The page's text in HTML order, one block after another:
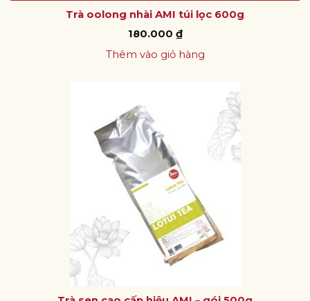
Trà oolong nhài AMI túi lọc 600g
180.000 ₫
Thêm vào giỏ hàng